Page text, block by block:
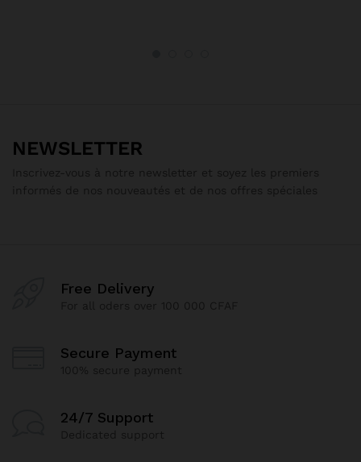
NEWSLETTER
Free Delivery
Secure Payment
24/7 Support